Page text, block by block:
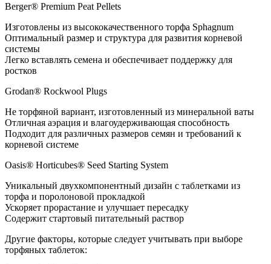
Berger® Premium Peat Pellets
Изготовлены из высококачественного торфа Sphagnum
Оптимальный размер и структура для развития корневой
системы
Легко вставлять семена и обеспечивает поддержку для
ростков
Grodan® Rockwool Plugs
Не торфяной вариант, изготовленный из минеральной ваты
Отличная аэрация и влагоудерживающая способность
Подходит для различных размеров семян и требований к
корневой системе
Oasis® Horticubes® Seed Starting System
Уникальный двухкомпонентный дизайн с таблетками из
торфа и поролоновой прокладкой
Ускоряет прорастание и улучшает пересадку
Содержит стартовый питательный раствор
Другие факторы, которые следует учитывать при выборе
торфяных таблеток: